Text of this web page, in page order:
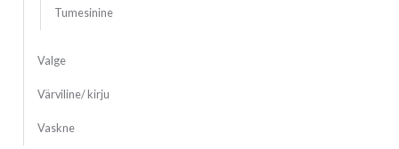
Tumesinine
Valge
Värviline/ kirju
Vaskne